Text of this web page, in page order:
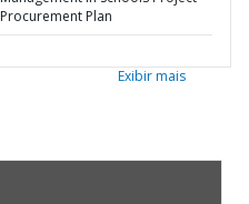
Procurement Plan
Exibir mais